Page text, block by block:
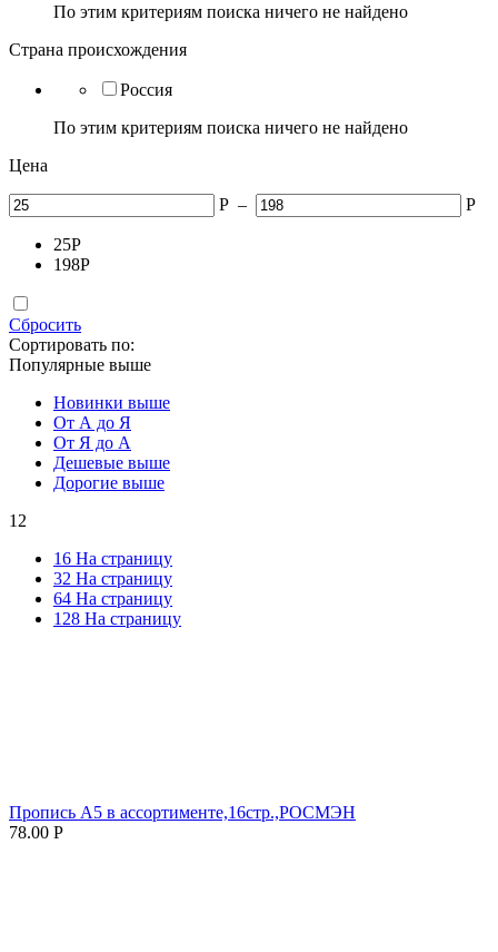
По этим критериям поиска ничего не найдено
Страна происхождения
Россия
По этим критериям поиска ничего не найдено
Цена
Р – Р
25Р
198Р
Сбросить
Сортировать по:
Популярные выше
Новинки выше
От А до Я
От Я до А
Дешевые выше
Дорогие выше
12
16 На страницу
32 На страницу
64 На страницу
128 На страницу
Пропись А5 в ассортименте,16стр.,РОСМЭН
78.00 Р